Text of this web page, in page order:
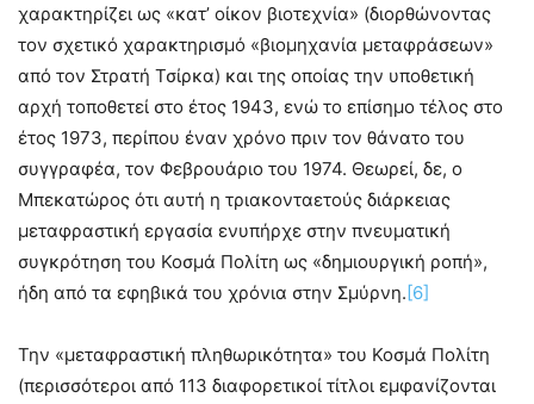
χαρακτηρίζει ως «κατ’ οίκον βιοτεχνία» (διορθώνοντας
τον σχετικό χαρακτηρισμό «βιομηχανία μεταφράσεων»
από τον Στρατή Τσίρκα) και της οποίας την υποθετική
αρχή τοποθετεί στο έτος 1943, ενώ το επίσημο τέλος στο
έτος 1973, περίπου έναν χρόνο πριν τον θάνατο του
συγγραφέα, τον Φεβρουάριο του 1974. Θεωρεί, δε, ο
Μπεκατώρος ότι αυτή η τριακονταετούς διάρκειας
μεταφραστική εργασία ενυπήρχε στην πνευματική
συγκρότηση του Κοσμά Πολίτη ως «δημιουργική ροπή»,
ήδη από τα εφηβικά του χρόνια στην Σμύρνη.[6]
Την «μεταφραστική πληθωρικότητα» του Κοσμά Πολίτη
(περισσότεροι από 113 διαφορετικοί τίτλοι εμφανίζονται